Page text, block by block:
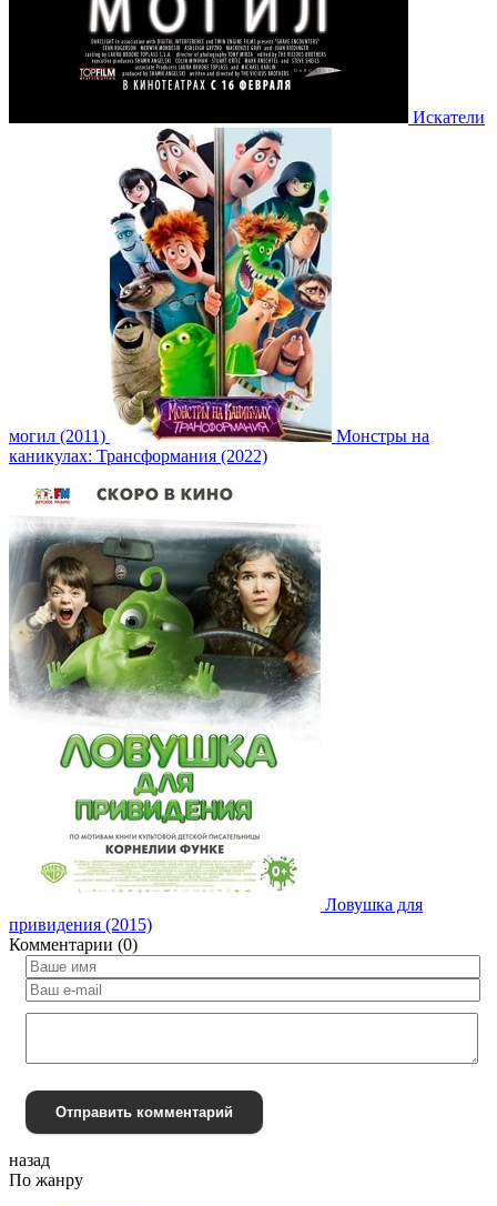
Искатели
могил (2011)
Монстры на
каникулах: Трансформания (2022)
Ловушка для
привидения (2015)
Комментарии (0)
Отправить комментарий
назад
По жанру